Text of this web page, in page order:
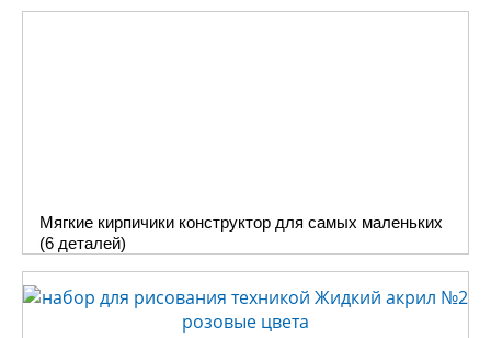
Мягкие кирпичики конструктор для самых маленьких
(6 деталей)